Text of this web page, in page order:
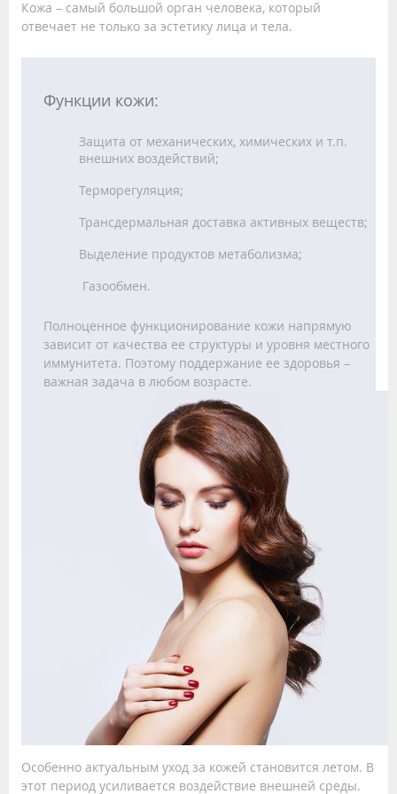
Кожа – самый большой орган человека, который
отвечает не только за эстетику лица и тела.
Функции кожи:
Защита от механических, химических и т.п.
внешних воздействий;
Терморегуляция;
Трансдермальная доставка активных веществ;
Выделение продуктов метаболизма;
Газообмен.
Полноценное функционирование кожи напрямую
зависит от качества ее структуры и уровня местного
иммунитета. Поэтому поддержание ее здоровья –
важная задача в любом возрасте.
Особенно актуальным уход за кожей становится летом. В
этот период усиливается воздействие внешней среды.